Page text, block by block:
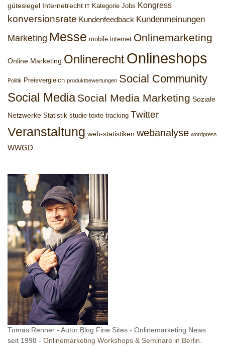
gütesiegel Internetrecht IT Kategorie Jobs Kongress
konversionsrate Kundenfeedback Kundenmeinungen
Marketing Messe mobile internet Onlinemarketing
Online Marketing OnlinerechtOnlineshops
Politik Preisvergleich produktbewertungen Social Community
Social Media Social Media Marketing Soziale
Netzwerke Statistik studie texte tracking Twitter
Veranstaltung web-statistiken webanalyse wordpress
WWGD
Tomas Renner - Autor Blog Fine Sites - Onlinemarketing News
seit 1998 - Onlinemarketing Workshops & Seminare in Berlin.